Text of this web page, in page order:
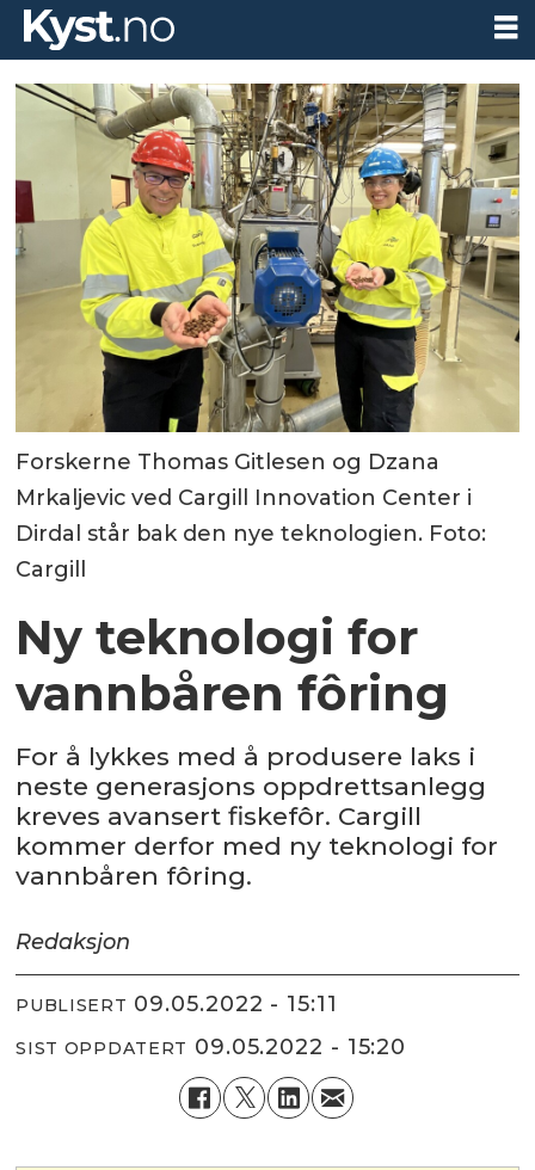
Forskerne Thomas Gitlesen og Dzana
Mrkaljevic ved Cargill Innovation Center i
Dirdal står bak den nye teknologien. Foto:
Cargill
Ny teknologi for
vannbåren fôring
For å lykkes med å produsere laks i
neste generasjons oppdrettsanlegg
kreves avansert fiskefôr. Cargill
kommer derfor med ny teknologi for
vannbåren fôring.
Redaksjon
PUBLISERT 09.05.2022 - 15:11
SIST OPPDATERT 09.05.2022 - 15:20